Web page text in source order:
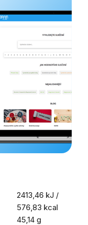
2413,46 kJ /
576,83 kcal
45,14 g